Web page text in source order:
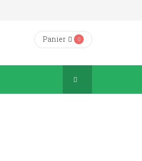
Panier 0